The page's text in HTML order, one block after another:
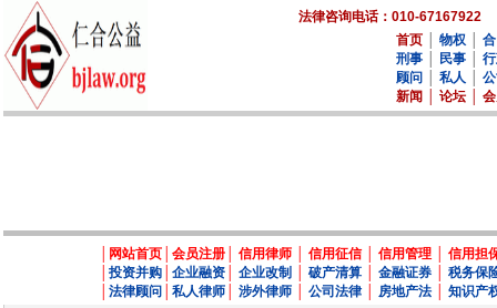
法律咨询电话：010-67167922
首页
物权
刑事
民事
顾问
私人
新闻
论坛
网站首页│ 会员注册│ 信用律师 信用征信 信用管理
信用担
投资并购│ 企业融资│ 企业改制 破产清算 金融证券
税务保
法律顾问 私人律师│ 涉外律师 公司法律 房地产法
知识产